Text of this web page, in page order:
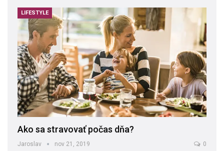
LIFESTYLE
Ako sa stravovať počas dňa?
Jaroslav nov 21, 2019 0